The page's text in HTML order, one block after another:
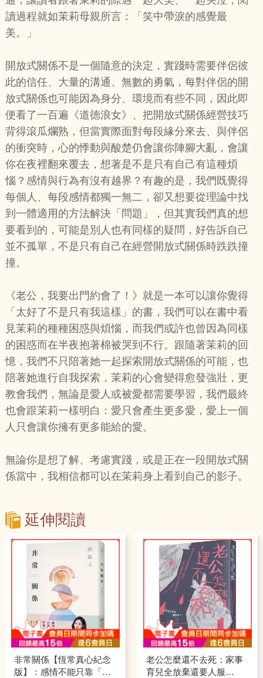
讀過程就如茉莉母親所言：「笑中帶淚的感覺最
美。」
開放式關係不是一個隨意的決定，實踐時需要伴侶彼
此的信任、大量的溝通、無數的勇氣，每對伴侶的開
放式關係也可能因為身分、環境而有些不同，因此即
便看了一百遍《道德浪女》、把開放式關係經營技巧
背得滾瓜爛熟，但當實際面對每段緣分來去、與伴侶
的衝突時，心的悸動與酸楚仍會讓你陣腳大亂，會讓
你在夜裡翻來覆去，想著是不是只有自己有這種煩
惱？感情與行為有沒有越界？有趣的是，我們既覺得
每個人、每段感情都獨一無二，卻又想要從理論中找
到一體適用的方法解決「問題」，但其實我們真的想
要看到的，可能是別人也有同樣的疑問，好告訴自己
並不孤單，不是只有自己在經營開放式關係時跌跌撞
撞。
《老公，我要出門約會了！》就是一本可以讓你覺得
「太好了不是只有我這樣」的書，我們可以在書中看
見茉莉的種種困惑與煩惱，而我們或許也曾因為同樣
的困惑而在半夜抱著棉被哭到不行。跟隨著茉莉的回
憶，我們不只陪著她一起探索開放式關係的可能，也
陪著她進行自我探索，茉莉的心會變得愈發強壯，更
教會我們，無論是愛人或被愛都需要學習，我們最終
也會跟茉莉一樣明白：愛只會產生更多愛，愛上一個
人只會讓你擁有更多能給的愛。
無論你是想了解、考慮實踐，或是正在一段開放式關
係當中，我相信都可以在茉莉身上看到自己的影子。
延伸閱讀
非常關係【恆常真心紀念
版】：感情不能只靠「用
老公怎麼還不去死：家事
育兒全放棄還要人服